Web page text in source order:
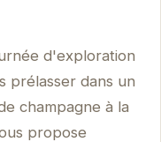
d'exploration
prélasser dans un
champagne à la
propose